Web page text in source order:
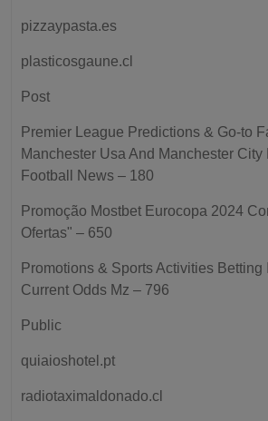
pizzaypasta.es
plasticosgaune.cl
Post
Premier League Predictions & Go-to
Manchester Usa And Manchester City
Football News – 180
Promoção Mostbet Eurocopa 2024
Ofertas" – 650
Promotions & Sports Activities Betting
Current Odds Mz – 796
Public
quiaioshotel.pt
radiotaximaldonado.cl